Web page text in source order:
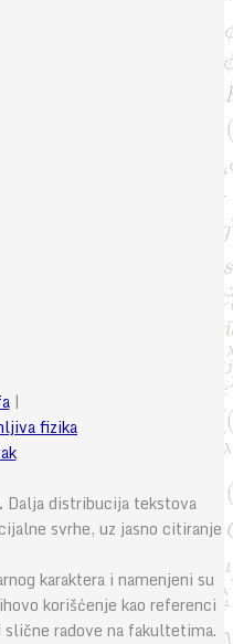
|
fizika
Dalja distribucija tekstova
svrhe, uz jasno citiranje
karaktera i namenjeni su
korišćenje kao referenci
radove na fakultetima.